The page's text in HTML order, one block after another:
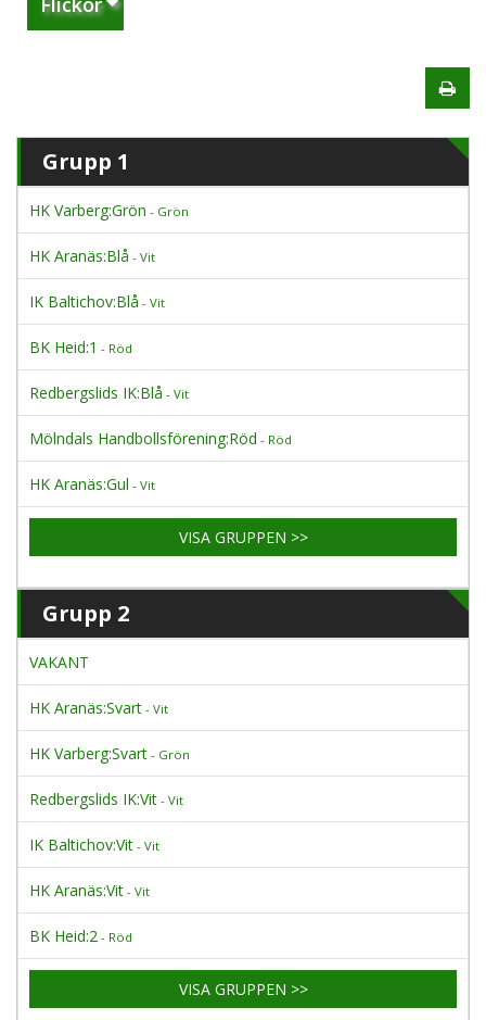
Grupp 1
HK Varberg:Grön - Grön
HK Aranäs:Blå - Vit
IK Baltichov:Blå - Vit
BK Heid:1 - Röd
Redbergslids IK:Blå - Vit
Mölndals Handbollsförening:Röd - Röd
HK Aranäs:Gul - Vit
VISA GRUPPEN >>
Grupp 2
VAKANT
HK Aranäs:Svart - Vit
HK Varberg:Svart - Grön
Redbergslids IK:Vit - Vit
IK Baltichov:Vit - Vit
HK Aranäs:Vit - Vit
BK Heid:2 - Röd
VISA GRUPPEN >>